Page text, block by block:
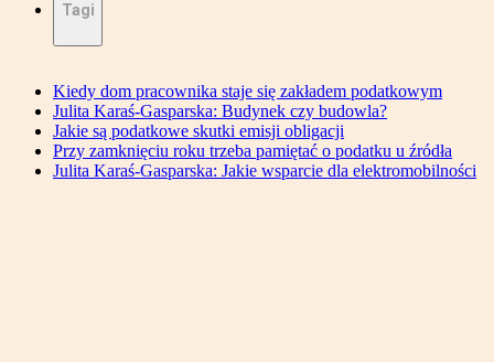
Tagi
Kiedy dom pracownika staje się zakładem podatkowym
Julita Karaś-Gasparska: Budynek czy budowla?
Jakie są podatkowe skutki emisji obligacji
Przy zamknięciu roku trzeba pamiętać o podatku u źródła
Julita Karaś-Gasparska: Jakie wsparcie dla elektromobilności